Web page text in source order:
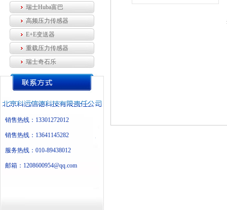
瑞士Huba富巴
高频压力传感器
E+E变送器
重载压力传感器
瑞士奇石乐
销售热线：13301272012
销售热线：13641145282
服务热线：010-89438012
邮箱：1208600954@qq.com